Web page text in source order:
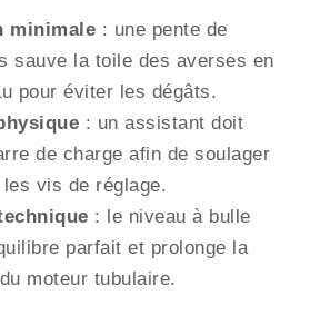
minimale : une pente de
sauve la toile des averses en
pour éviter les dégâts.
: un assistant doit
de charge afin de soulager
vis de réglage.
: le niveau à bulle
parfait et prolonge la
moteur tubulaire.